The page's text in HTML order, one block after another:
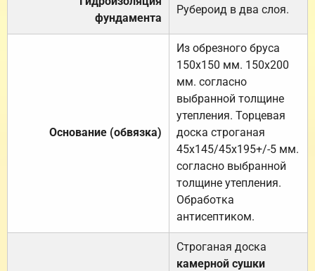
фундамента
Рубероид в два слоя.
Основание (обвязка)
Из обрезного бруса
150х150 мм. 150х200
мм. согласно
выбранной толщине
утепления. Торцевая
доска строганая
45х145/45х195+/-5 мм.
согласно выбранной
толщине утепления.
Обработка
антисептиком.
Строганая доска
камерной сушки